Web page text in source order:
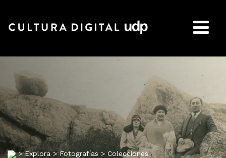
>Explora>Fotografías > Colecciones